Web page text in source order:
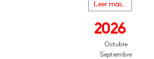
Leer más...
2026
Octubre
Septiembre